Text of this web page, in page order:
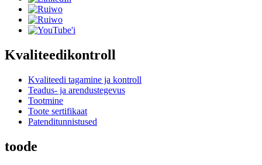
Kvaliteedikontroll
Kvaliteedi tagamine ja kontroll
Teadus- ja arendustegevus
Tootmine
Toote sertifikaat
Patenditunnistused
toode